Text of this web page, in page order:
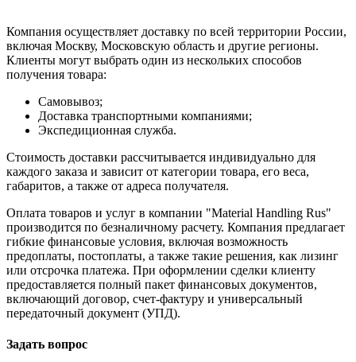
Компания осуществляет доставку по всей территории России,
включая Москву, Московскую область и другие регионы.
Клиенты могут выбрать один из нескольких способов
получения товара:
Самовывоз;
Доставка транспортными компаниями;
Экспедиционная служба.
Стоимость доставки рассчитывается индивидуально для
каждого заказа и зависит от категории товара, его веса,
габаритов, а также от адреса получателя.
Оплата товаров и услуг в компании "Material Handling Rus"
производится по безналичному расчету. Компания предлагает
гибкие финансовые условия, включая возможность
предоплаты, постоплаты, а также такие решения, как лизинг
или отсрочка платежа. При оформлении сделки клиенту
предоставляется полный пакет финансовых документов,
включающий договор, счет-фактуру и универсальный
передаточный документ (УПД).
Задать вопрос